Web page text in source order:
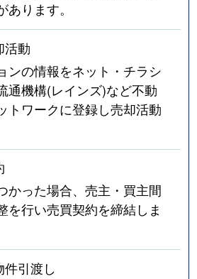
ります。
活動
ンの情報をネット・チラシ
通機構(レインズ)など不動
トワークに登録し売却活動
かった場合、売主・買主間
を行い売買契約を締結しま
引渡し